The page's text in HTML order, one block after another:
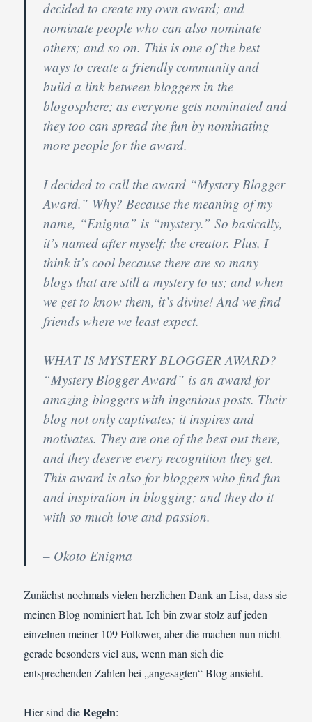
decided to create my own award; and
nominate people who can also nominate
others; and so on. This is one of the best
ways to create a friendly community and
build a link between bloggers in the
blogosphere; as everyone gets nominated and
they too can spread the fun by nominating
more people for the award.
I decided to call the award “Mystery Blogger
Award.” Why? Because the meaning of my
name, “Enigma” is “mystery.” So basically,
it’s named after myself; the creator. Plus, I
think it’s cool because there are so many
blogs that are still a mystery to us; and when
we get to know them, it’s divine! And we find
friends where we least expect.
WHAT IS MYSTERY BLOGGER AWARD?
“Mystery Blogger Award” is an award for
amazing bloggers with ingenious posts. Their
blog not only captivates; it inspires and
motivates. They are one of the best out there,
and they deserve every recognition they get.
This award is also for bloggers who find fun
and inspiration in blogging; and they do it
with so much love and passion.
– Okoto Enigma
Zunächst nochmals vielen herzlichen Dank an Lisa, dass sie
meinen Blog nominiert hat. Ich bin zwar stolz auf jeden
einzelnen meiner 109 Follower, aber die machen nun nicht
gerade besonders viel aus, wenn man sich die
entsprechenden Zahlen bei „angesagten“ Blog ansieht.
Hier sind dieRegeln: